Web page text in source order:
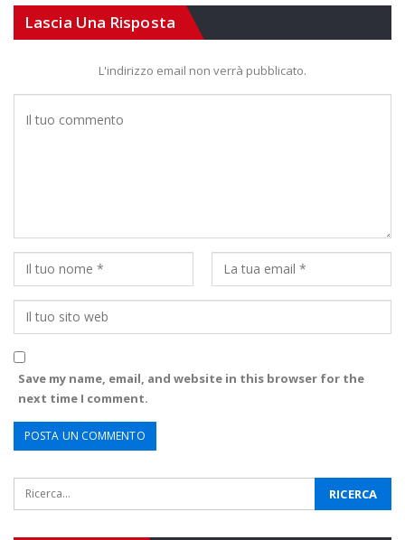
Lascia Una Risposta
L'indirizzo email non verrà pubblicato.
Save my name, email, and website in this browser for the
next time I comment.